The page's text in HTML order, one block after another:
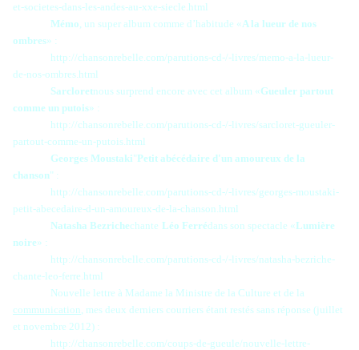
et-societes-dans-les-andes-au-xxe-siecle.html
Mémo, un super album comme d’habitude «A la lueur de nos
ombres» :
http://chansonrebelle.com/parutions-cd-/-livres/memo-a-la-lueur-
de-nos-ombres.html
Sarcloretnous surprend encore avec cet album «Gueuler partout
comme un putois» :
http://chansonrebelle.com/parutions-cd-/-livres/sarcloret-gueuler-
partout-comme-un-putois.html
Georges Moustaki"Petit abécédaire d'un amoureux de la
chanson" :
http://chansonrebelle.com/parutions-cd-/-livres/georges-moustaki-
petit-abecedaire-d-un-amoureux-de-la-chanson.html
Natasha Bezrichechante Léo Ferrédans son spectacle «Lumière
noire» :
http://chansonrebelle.com/parutions-cd-/-livres/natasha-bezriche-
chante-leo-ferre.html
Nouvelle lettre à Madame la Ministre de la Culture et de la
communication, mes deux derniers courriers étant restés sans réponse (juillet
et novembre 2012) :
http://chansonrebelle.com/coups-de-gueule/nouvelle-lettre-